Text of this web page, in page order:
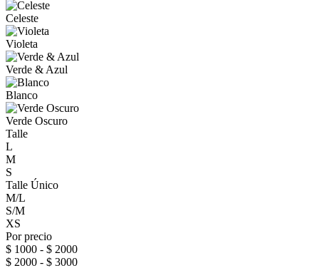
Celeste
Violeta
Verde & Azul
Blanco
Verde Oscuro
Talle
L
M
S
Talle Único
M/L
S/M
XS
Por precio
$ 1000 - $ 2000
$ 2000 - $ 3000